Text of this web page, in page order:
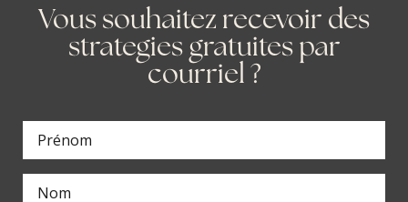
Vous souhaitez recevoir des
strategies gratuites par
courriel ?